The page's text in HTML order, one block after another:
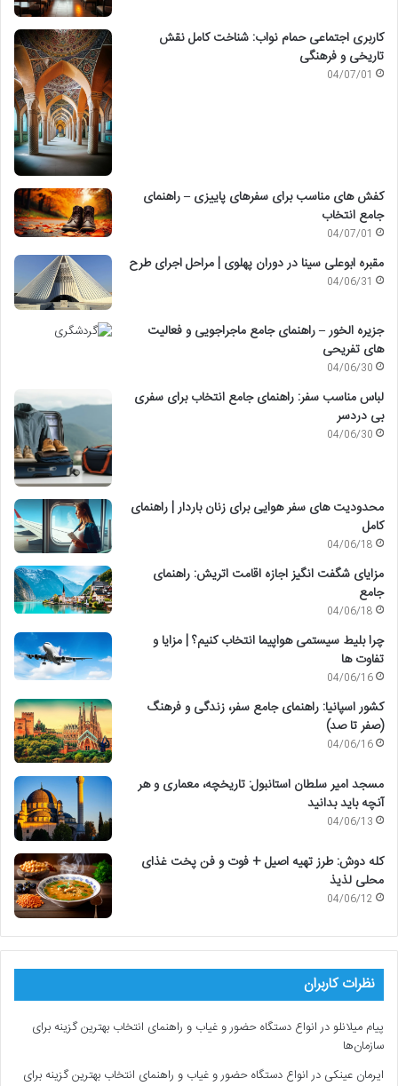
کاربری اجتماعی حمام نواب: شناخت کامل نقش
تاریخی و فرهنگی
04/07/01
کفش های مناسب برای سفرهای پاییزی – راهنمای
جامع انتخاب
04/07/01
مقبره ابوعلی سینا در دوران پهلوی | مراحل اجرای طرح
04/06/31
جزیره الخور – راهنمای جامع ماجراجویی و فعالیت
های تفریحی
04/06/30
لباس مناسب سفر: راهنمای جامع انتخاب برای سفری
بی دردسر
04/06/30
محدودیت های سفر هوایی برای زنان باردار | راهنمای
کامل
04/06/18
مزایای شگفت انگیز اجازه اقامت اتریش: راهنمای
جامع
04/06/18
چرا بلیط سیستمی هواپیما انتخاب کنیم؟ | مزایا و
تفاوت ها
04/06/16
کشور اسپانیا: راهنمای جامع سفر، زندگی و فرهنگ
(صفر تا صد)
04/06/16
مسجد امیر سلطان استانبول: تاریخچه، معماری و هر
آنچه باید بدانید
04/06/13
کله دوش: طرز تهیه اصیل + فوت و فن پخت غذای
محلی لذیذ
04/06/12
نظرات کاربران
پیام میلانلو درانواع دستگاه حضور و غیاب و راهنمای انتخاب بهترین گزینه برای
سازمان‌ها
ایرمان عینکی درانواع دستگاه حضور و غیاب و راهنمای انتخاب بهترین گزینه برای